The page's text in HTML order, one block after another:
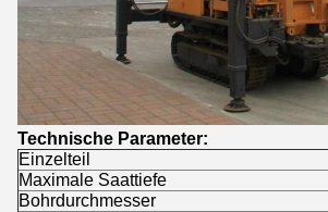
Technische Parameter:
Einzelteil
Maximale Saattiefe
Bohrdurchmesser